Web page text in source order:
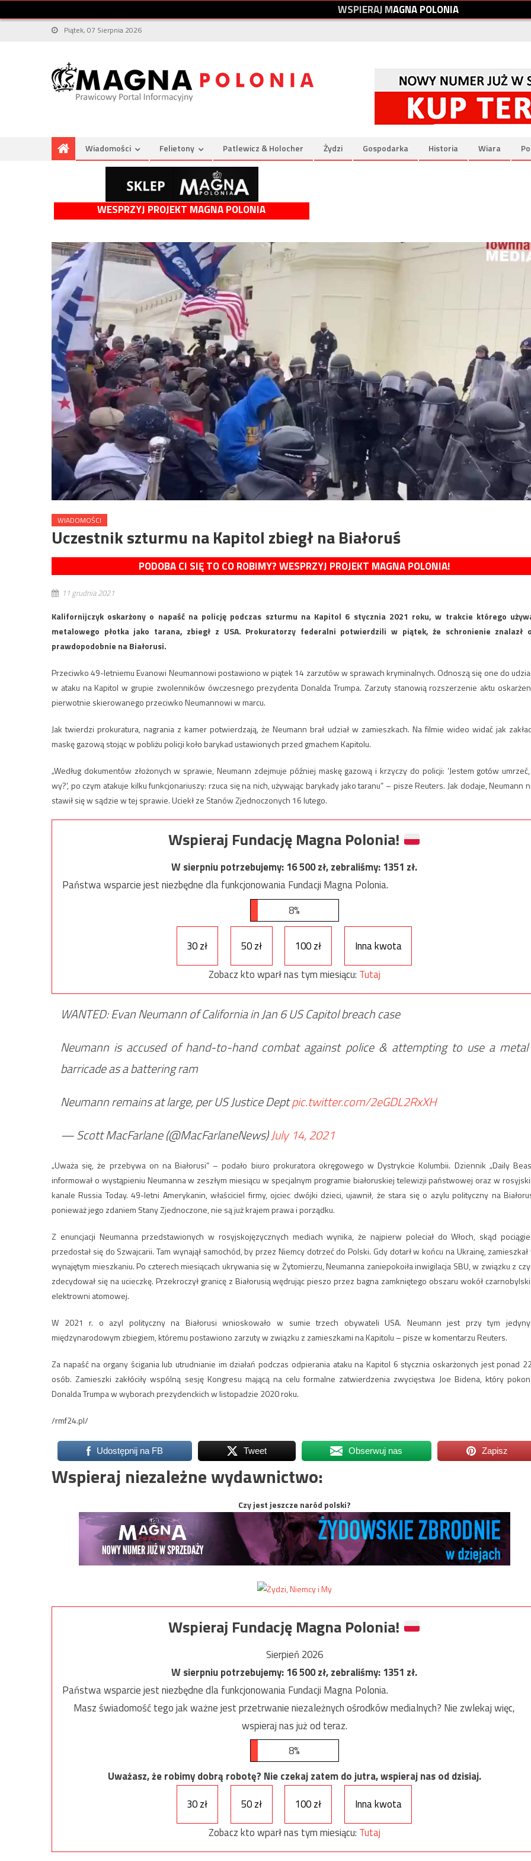
WSPIERAJMAGNAPOLONIA
Piątek, 07 Sierpnia 2026
Wiadomości Felietony Patlewicz & Holocher Żydzi Gospodarka Historia Wiara
WESPRZYJ PROJEKT MAGNA POLONIA
WIADOMOŚCI
Uczestnik szturmu na Kapitol zbiegł na Białoruś
PODOBA CI SIĘ TO CO ROBIMY? WESPRZYJ PROJEKT MAGNA POLONIA!
11 grudnia 2021
Kalifornijczyk oskarżony o napaść na policję podczas szturmu na Kapitol 6 stycznia 2021 roku, w trakcie którego
metalowego płotka jako tarana, zbiegł z USA. Prokuratorzy federalni potwierdzili w piątek, że schronienie znalazł
prawdopodobnie na Białorusi.
Przeciwko 49-letniemu Evanowi Neumannowi postawiono w piątek 14 zarzutów w sprawach kryminalnych. Odnoszą się one do
w ataku na Kapitol w grupie zwolenników ówczesnego prezydenta Donalda Trumpa. Zarzuty stanowią rozszerzenie aktu
pierwotnie skierowanego przeciwko Neumannowi w marcu.
Jak twierdzi prokuratura, nagrania z kamer potwierdzają, że Neumann brał udział w zamieszkach. Na filmie wideo widać jak
maskę gazową stojąc w pobliżu policji koło barykad ustawionych przed gmachem Kapitolu.
„Według dokumentów złożonych w sprawie, Neumann zdejmuje później maskę gazową i krzyczy do policji: ‘Jestem gotów
wy?’, po czym atakuje kilku funkcjonariuszy: rzuca się na nich, używając barykady jako taranu” – pisze Reuters. Jak dodaje, Neumann
stawił się w sądzie w tej sprawie. Uciekł ze Stanów Zjednoczonych 16 lutego.
Wspieraj Fundację Magna Polonia!
W sierpniu potrzebujemy:16 500zł, zebraliśmy:1351 zł.
Państwa wsparcie jest niezbędne dla funkcjonowania Fundacji Magna Polonia.
8%
30 zł 50 zł 100 zł
Inna kwota
Zobacz kto wparł nas tym miesiącu: Tutaj
WANTED: Evan Neumann of California in Jan 6 US Capitol breach case
Neumann is accused of hand-to-hand combat against police & attempting to use a metal
barricade as a battering ram
Neumann remains at large, per US Justice Deptpic.twitter.com/2eGDL2RxXH
— Scott MacFarlane (@MacFarlaneNews)July 14, 2021
„Uważa się, że przebywa on na Białorusi” – podało biuro prokuratora okręgowego w Dystrykcie Kolumbii. Dziennik „Daily
informował o wystąpieniu Neumanna w zeszłym miesiącu w specjalnym programie białoruskiej telewizji państwowej oraz w
kanale Russia Today. 49-letni Amerykanin, właściciel firmy, ojciec dwójki dzieci, ujawnił, że stara się o azylu polityczny na
ponieważ jego zdaniem Stany Zjednoczone, nie są już krajem prawa i porządku.
Z enuncjacji Neumanna przedstawionych w rosyjskojęzycznych mediach wynika, że najpierw poleciał do Włoch, skąd
przedostał się do Szwajcarii. Tam wynajął samochód, by przez Niemcy dotrzeć do Polski. Gdy dotarł w końcu na Ukrainę, zamieszkał
wynajętym mieszkaniu. Po czterech miesiącach ukrywania się w Żytomierzu, Neumanna zaniepokoiła inwigilacja SBU, w związku z
zdecydował się na ucieczkę. Przekroczył granicę z Białorusią wędrując pieszo przez bagna zamkniętego obszaru wokół
elektrowni atomowej.
W 2021 r. o azyl polityczny na Białorusi wnioskowało w sumie trzech obywateli USA. Neumann jest przy tym
międzynarodowym zbiegiem, któremu postawiono zarzuty w związku z zamieszkami na Kapitolu – pisze w komentarzu Reuters.
Za napaść na organy ścigania lub utrudnianie im działań podczas odpierania ataku na Kapitol 6 stycznia oskarżonych jest ponad
osób. Zamieszki zakłóciły wspólną sesję Kongresu mającą na celu formalne zatwierdzenia zwycięstwa Joe Bidena, który
Donalda Trumpa w wyborach prezydenckich w listopadzie 2020 roku.
/rmf24.pl/
Udostępnij na FB Tweet Obserwuj nas Zapisz
Wspieraj niezależne wydawnictwo:
Czy jest jeszcze naród polski?
Wspieraj Fundację Magna Polonia!
Sierpień 2026
W sierpniu potrzebujemy:16 500zł, zebraliśmy:1351 zł.
Państwa wsparcie jest niezbędne dla funkcjonowania Fundacji Magna Polonia.
Masz świadomość tego jak ważne jest przetrwanie niezależnych ośrodków medialnych? Nie zwlekaj więc,
wspieraj nas już od teraz.
8%
Uważasz, że robimy dobrą robotę? Nie czekaj zatem do jutra, wspieraj nas od dzisiaj.
30 zł
50 zł 100 zł
Inna kwota
Zobacz kto wparł nas tym miesiącu: Tutaj